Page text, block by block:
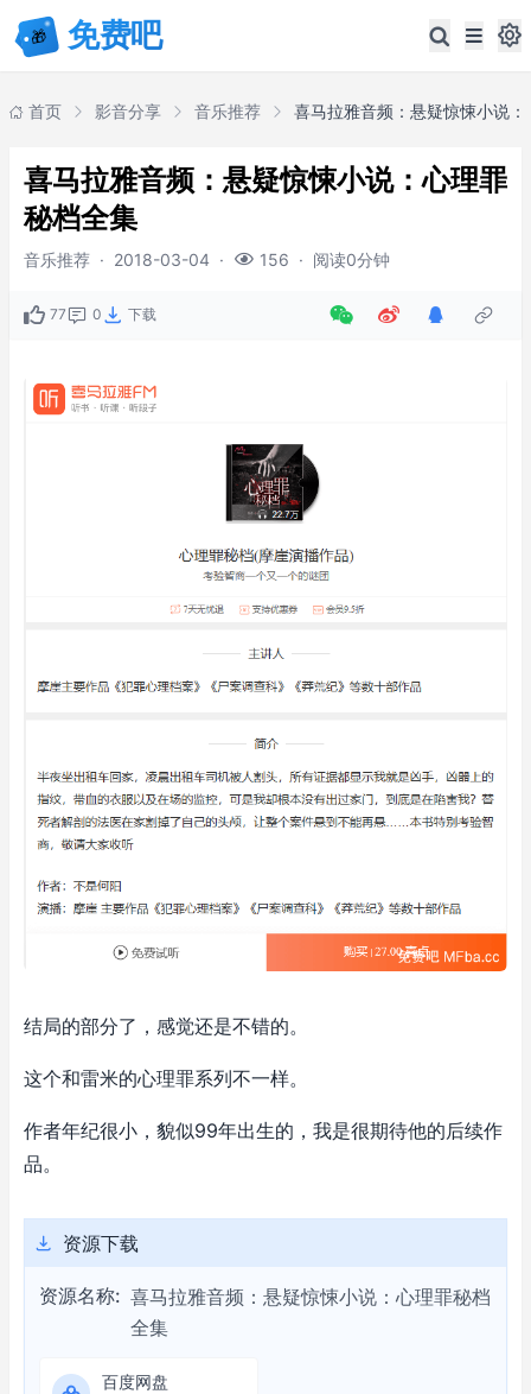
首页 影音分享 音乐推荐
喜马拉雅音频：悬疑惊悚小说：心理罪
秘档全集
音乐推荐 · 2018-03-04 · 156 · 阅读0分钟
77 0 下载
结局的部分了，感觉还是不错的。
这个和雷米的心理罪系列不一样。
作者年纪很小，貌似99年出生的，我是很期待他的后续作
品。
资源下载
资源名称: 喜马拉雅音频：悬疑惊悚小说：心理罪秘档
全集
百度网盘